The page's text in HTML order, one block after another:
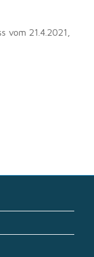
vom 21.4.2021,